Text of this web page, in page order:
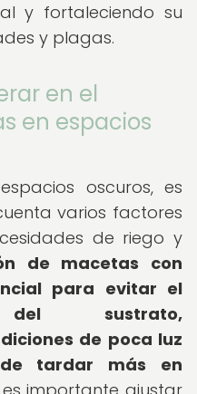
y fortaleciendo su
y plagas.
en el
en espacios
oscuros, es
varios factores
de riego y
de macetas con
para evitar el
del sustrato,
de poca luz
tardar más en